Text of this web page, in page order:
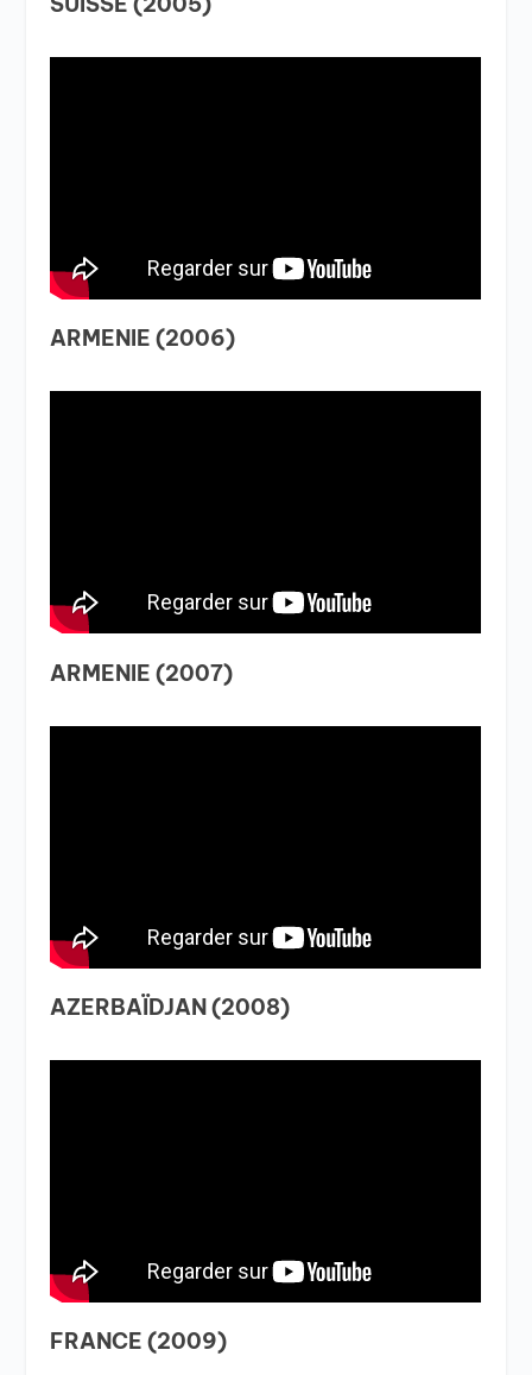
ARMENIE (2006)
ARMENIE (2007)
AZERBAÏDJAN (2008)
FRANCE (2009)